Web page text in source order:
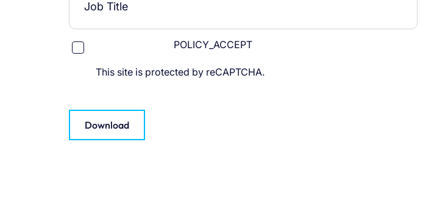
POLICY_ACCEPT
This site is protected by reCAPTCHA.
Download